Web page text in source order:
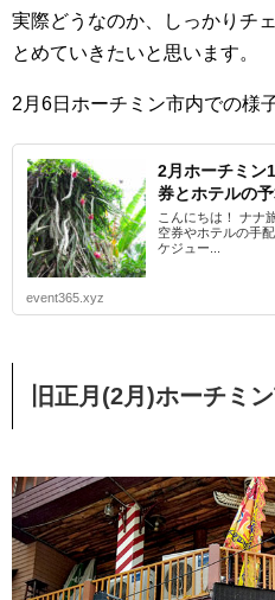
実際どうなのか、しっかりチ
とめていきたいと思います。
2月6日ホーチミン市内での様
2月ホーチミン
券とホテルの
こんにちは！ ナナ
空券やホテルの手
ケジュー...
event365.xyz
旧正月(2月)ホーチミ